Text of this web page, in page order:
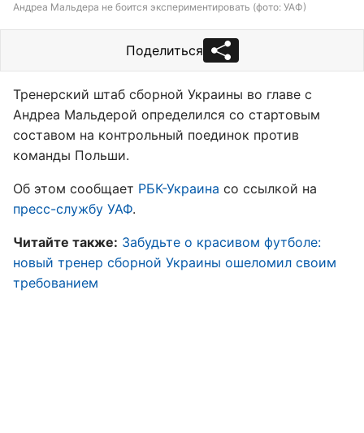
Андреа Мальдера не боится экспериментировать (фото: УАФ)
Поделиться
Тренерский штаб сборной Украины во главе с
Андреа Мальдерой определился со стартовым
составом на контрольный поединок против
команды Польши.
Об этом сообщает РБК-Украина со ссылкой на
пресс-службу УАФ.
Читайте также: Забудьте о красивом футболе:
новый тренер сборной Украины ошеломил своим
требованием